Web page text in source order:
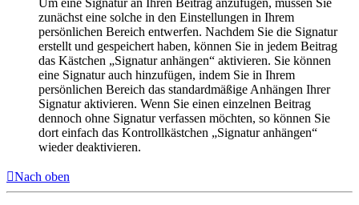
Um eine Signatur an Ihren Beitrag anzufügen, müssen Sie
zunächst eine solche in den Einstellungen in Ihrem
persönlichen Bereich entwerfen. Nachdem Sie die Signatur
erstellt und gespeichert haben, können Sie in jedem Beitrag
das Kästchen „Signatur anhängen“ aktivieren. Sie können
eine Signatur auch hinzufügen, indem Sie in Ihrem
persönlichen Bereich das standardmäßige Anhängen Ihrer
Signatur aktivieren. Wenn Sie einen einzelnen Beitrag
dennoch ohne Signatur verfassen möchten, so können Sie
dort einfach das Kontrollkästchen „Signatur anhängen“
wieder deaktivieren.
Nach oben